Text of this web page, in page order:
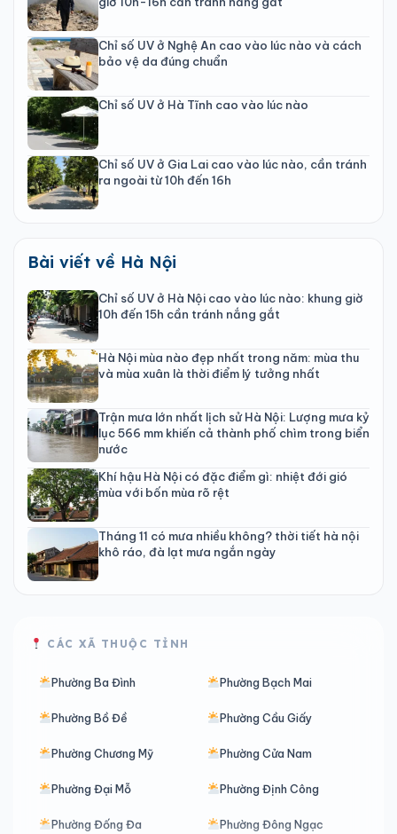
Chỉ số UV ở Nghệ An cao vào lúc nào và cách
bảo vệ da đúng chuẩn
Chỉ số UV ở Hà Tĩnh cao vào lúc nào
Chỉ số UV ở Gia Lai cao vào lúc nào, cần tránh
ra ngoài từ 10h đến 16h
Bài viết về Hà Nội
Chỉ số UV ở Hà Nội cao vào lúc nào: khung giờ
10h đến 15h cần tránh nắng gắt
Hà Nội mùa nào đẹp nhất trong năm: mùa thu
và mùa xuân là thời điểm lý tưởng nhất
Trận mưa lớn nhất lịch sử Hà Nội: Lượng mưa kỷ
lục 566 mm khiến cả thành phố chìm trong biển
nước
Khí hậu Hà Nội có đặc điểm gì: nhiệt đới gió
mùa với bốn mùa rõ rệt
Tháng 11 có mưa nhiều không? thời tiết hà nội
khô ráo, đà lạt mưa ngắn ngày
CÁC XÃ THUỘC TỈNH
Phường Ba Đình Phường Bạch Mai
Phường Bồ Đề Phường Cầu Giấy
Phường Chương Mỹ Phường Cửa Nam
Phường Đại Mỗ Phường Định Công
Phường Đống Đa Phường Đông Ngạc